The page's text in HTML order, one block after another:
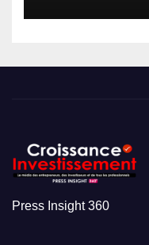
Press Insight 360